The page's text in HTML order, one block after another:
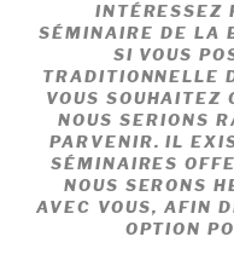
INTÉRESSEZ
SÉMINAIRE DE LA
SI VOUS
TRADITIONNELLE
VOUS SOUHAITEZ
NOUS SERIONS
PARVENIR. IL
SÉMINAIRES
NOUS SERONS
AVEC VOUS, AFIN
OPTION